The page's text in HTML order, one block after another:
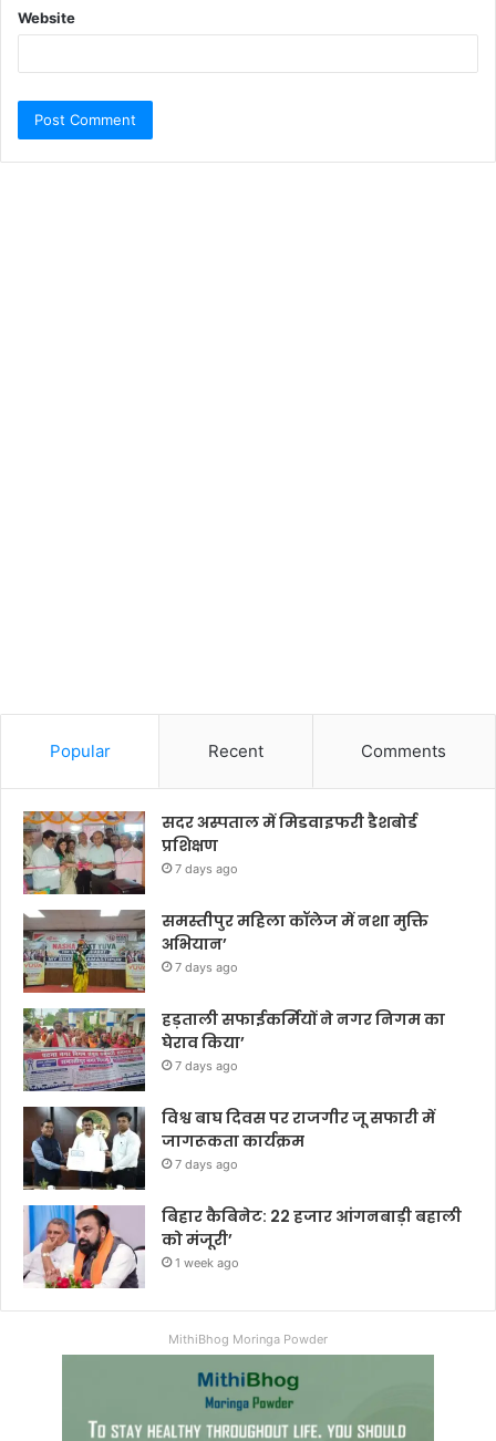
Website
Popular Recent Comments
सदर अस्पताल में मिडवाइफरी डैशबोर्ड
प्रशिक्षण
7 days ago
समस्तीपुर महिला कॉलेज में नशा मुक्ति
अभियान’
7 days ago
हड़ताली सफाईकर्मियों ने नगर निगम का
घेराव किया’
7 days ago
विश्व बाघ दिवस पर राजगीर जू सफारी में
जागरूकता कार्यक्रम
7 days ago
बिहार कैबिनेट: 22 हजार आंगनबाड़ी बहाली
को मंजूरी’
1 week ago
MithiBhog Moringa Powder